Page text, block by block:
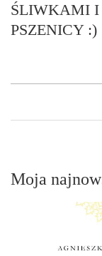
ŚLIWKAMI
PSZENICY :)
Moja